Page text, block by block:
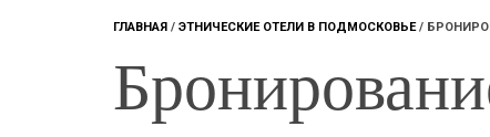
ГЛАВНАЯ ЭТНИЧЕСКИЕ ОТЕЛИ В ПОДМОСКОВЬЕ